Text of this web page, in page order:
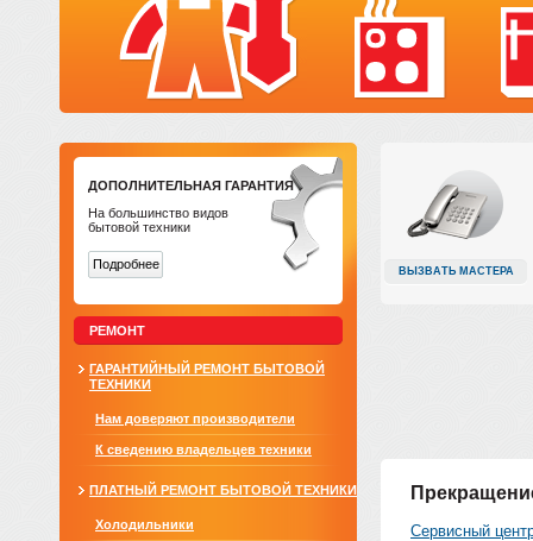
ДОПОЛНИТЕЛЬНАЯ ГАРАНТИЯ
На большинство видов
бытовой техники
Подробнее
РЕМОНТ
ГАРАНТИЙНЫЙ РЕМОНТ БЫТОВОЙ
ТЕХНИКИ
Нам доверяют производители
К сведению владельцев техники
ПЛАТНЫЙ РЕМОНТ БЫТОВОЙ ТЕХНИКИ
Холодильники
ВЫЗВАТЬ МАСТЕРА
Сервисный